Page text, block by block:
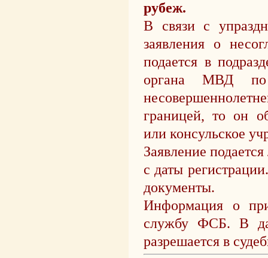
рубеж.
В связи с
заявления о
подается в
органа МВД по
границей, то он
или консульское
Заявление
с даты
документы.
Информация о
службу ФСБ. В
разрешается в